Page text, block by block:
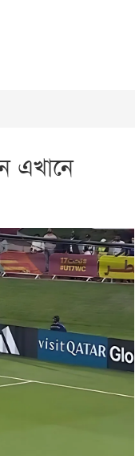
এখানে